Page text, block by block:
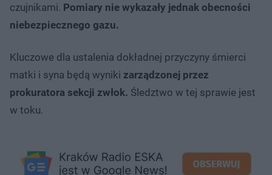
czujnikami. Pomiary nie wykazały jednak obecności
niebezpiecznego gazu.
Kluczowe dla ustalenia dokładnej przyczyny śmierci
matki i syna będą wyniki zarządzonej przez
prokuratora sekcji zwłok. Śledztwo w tej sprawie jest
w toku.